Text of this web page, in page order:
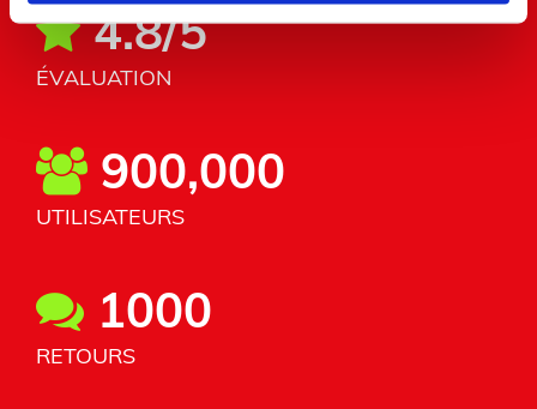
4.8/5
ÉVALUATION
900,000
UTILISATEURS
1000
RETOURS